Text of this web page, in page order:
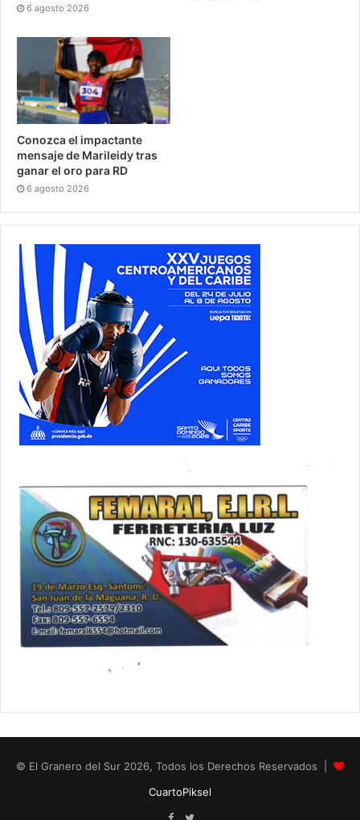
6 agosto 2026
Conozca el impactante
mensaje de Marileidy tras
ganar el oro para RD
6 agosto 2026
© El Granero del Sur 2026, Todos los Derechos Reservados |
CuartoPiksel